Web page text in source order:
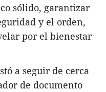
sólido, garantizar
y el orden,
por el bienestar
a seguir de cerca
de documento